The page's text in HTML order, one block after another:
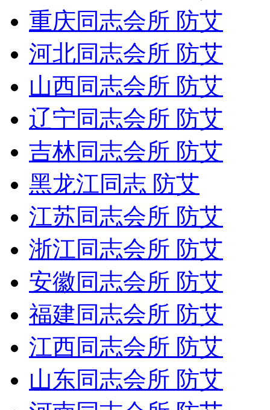
重庆同志会所 防艾
河北同志会所 防艾
山西同志会所 防艾
辽宁同志会所 防艾
吉林同志会所 防艾
黑龙江同志 防艾
江苏同志会所 防艾
浙江同志会所 防艾
安徽同志会所 防艾
福建同志会所 防艾
江西同志会所 防艾
山东同志会所 防艾